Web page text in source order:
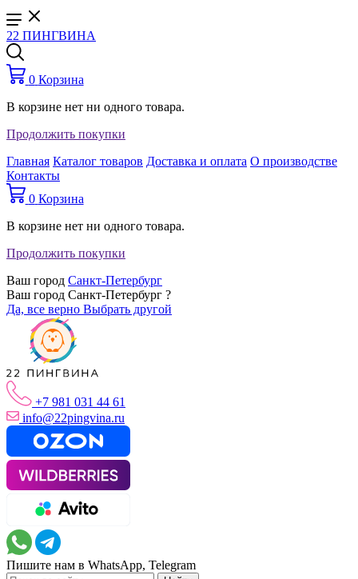
22 ПИНГВИНА
0 Корзина
В корзине нет ни одного товара.
Продолжить покупки
Главная Каталог товаров Доставка и оплата О производстве
Контакты
0 Корзина
В корзине нет ни одного товара.
Продолжить покупки
Ваш город Санкт-Петербург
Ваш город Санкт-Петербург ?
Да, все верно Выбрать другой
+7 981 031 44 61
info@22pingvina.ru
Пишите нам в WhatsApp, Telegram